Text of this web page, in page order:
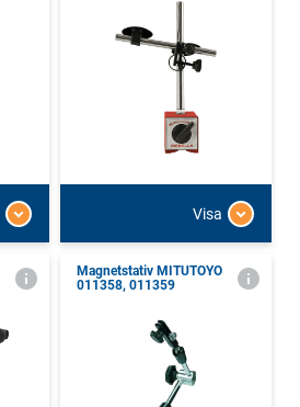
Visa
Magnetstativ MITUTOYO
011358, 011359